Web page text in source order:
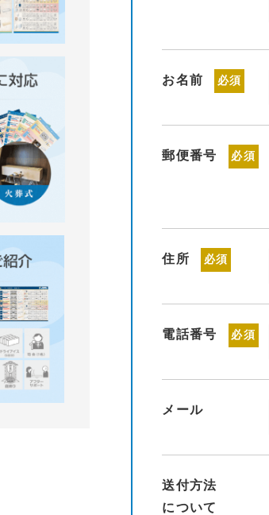
お名前 必須
郵便番号 必須
住所 必須
電話番号 必須
メール
送付方法
について